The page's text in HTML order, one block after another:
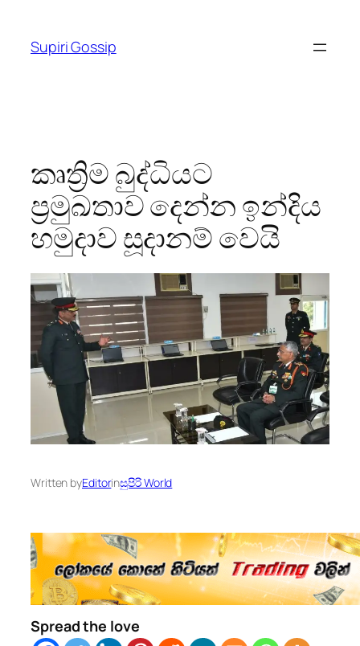
content
Supiri Gossip
කෘත්‍රිම බුද්ධියට
ප්‍රමුඛතාව දෙන්න ඉන්දිය
හමුදාව සූදානම් වෙයි
Written byEditorinසුපිරි World
Spread the love